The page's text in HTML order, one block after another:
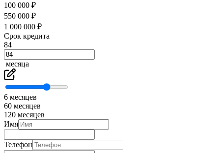
100 000 ₽
550 000 ₽
1 000 000 ₽
Срок кредита
84
месяца
6 месяцев
60 месяцев
120 месяцев
Имя
Телефон